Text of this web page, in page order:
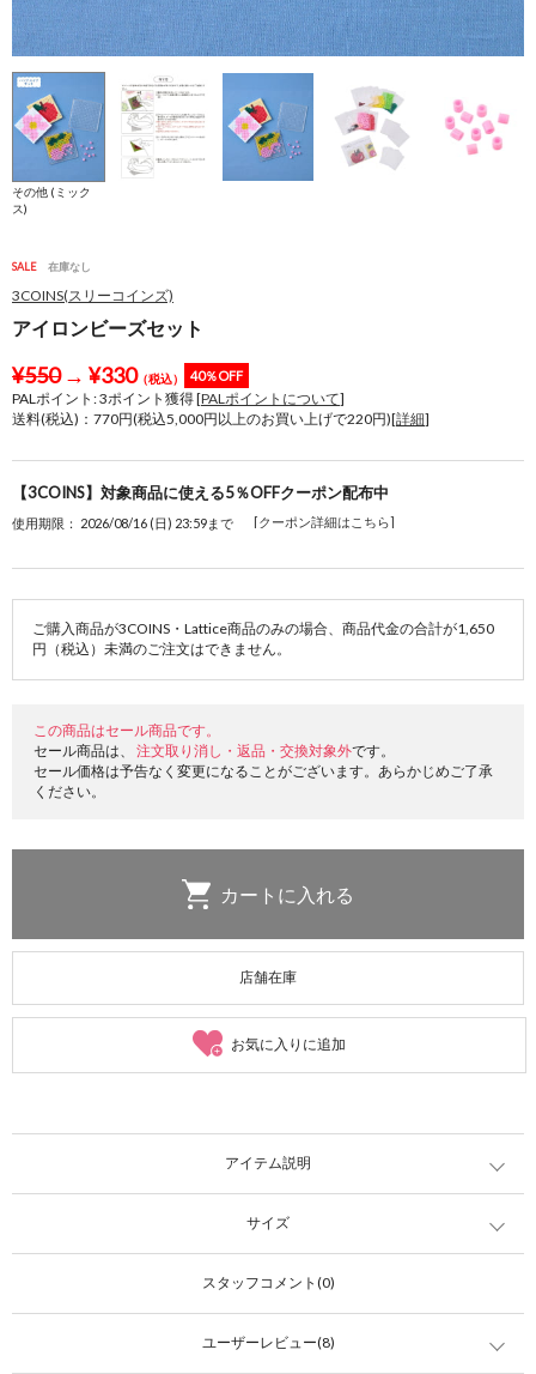
その他 (ミック
ス)
SALE 在庫なし
3COINS(スリーコインズ)
アイロンビーズセット
¥550→ ¥330（税込） 40％OFF
PALポイント:3ポイント獲得 [PALポイントについて]
送料(税込)：770円(税込5,000円以上のお買い上げで220円)[詳細]
【3COINS】対象商品に使える5％OFFクーポン配布中
使用期限： 2026/08/16 (日) 23:59まで [クーポン詳細はこちら]
ご購入商品が3COINS・Lattice商品のみの場合、商品代金の合計が1,650
円（税込）未満のご注文はできません。
この商品はセール商品です。
セール商品は、 注文取り消し・返品・交換対象外です。
セール価格は予告なく変更になることがございます。あらかじめご了承
ください。
店舗在庫
お気に入りに追加
アイテム説明
サイズ
スタッフコメント(0)
ユーザーレビュー(8)